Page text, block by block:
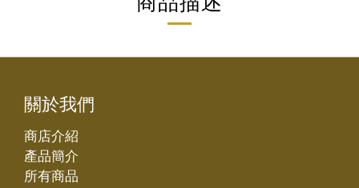
關於我們
商店介紹
產品簡介
所有商品